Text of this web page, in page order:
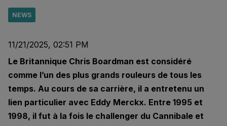
NEWS
11/21/2025, 02:51 PM
Le Britannique Chris Boardman est considéré
comme l’un des plus grands rouleurs de tous les
temps. Au cours de sa carrière, il a entretenu un
lien particulier avec Eddy Merckx. Entre 1995 et
1998, il fut à la fois le challenger du Cannibale et